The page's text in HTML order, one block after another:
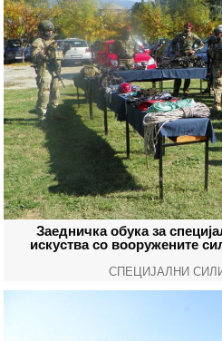
Заедничка обука за
искуства со вооружените
СПЕЦИЈАЛНИ